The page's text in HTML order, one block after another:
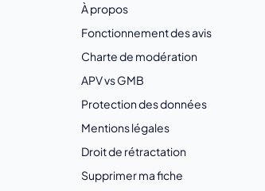
À propos
Fonctionnement des avis
Charte de modération
APV vs GMB
Protection des données
Mentions légales
Droit de rétractation
Supprimer ma fiche